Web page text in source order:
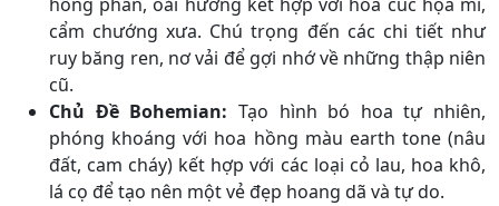
cẩm chướng xưa. Chú trọng đến các chi tiết như
ruy băng ren, nơ vải để gợi nhớ về những thập niên
cũ.
Chủ Đề Bohemian: Tạo hình bó hoa tự nhiên,
phóng khoáng với hoa hồng màu earth tone (nâu
đất, cam cháy) kết hợp với các loại cỏ lau, hoa khô,
lá cọ để tạo nên một vẻ đẹp hoang dã và tự do.